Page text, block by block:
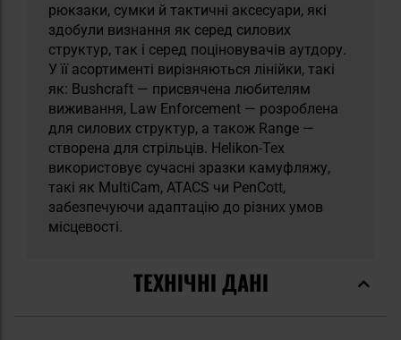
рюкзаки, сумки й тактичні аксесуари, які
здобули визнання як серед силових
структур, так і серед поціновувачів аутдору.
У її асортименті вирізняються лінійки, такі
як: Bushcraft — присвячена любителям
виживання, Law Enforcement — розроблена
для силових структур, а також Range —
створена для стрільців. Helikon-Tex
використовує сучасні зразки камуфляжу,
такі як MultiCam, ATACS чи PenCott,
забезпечуючи адаптацію до різних умов
місцевості.
ТЕХНІЧНІ ДАНІ